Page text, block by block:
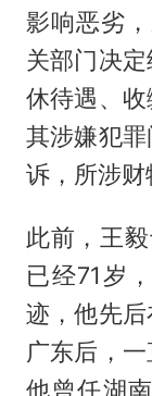
影响恶劣
关部门决
休待遇、
其涉嫌犯
诉，所涉财
此前，王
已经71岁
迹，他先
广东后，
他曾任湖